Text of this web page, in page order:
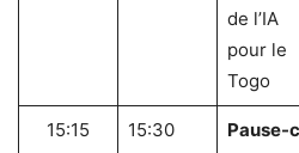
de l’IA
pour le
Togo
15:15 15:30 Pause-